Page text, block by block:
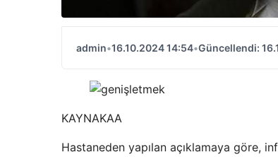
admin•16.10.2024 14:54•Güncellendi:
KAYNAKAA
Hastaneden yapılan açıklamaya göre,